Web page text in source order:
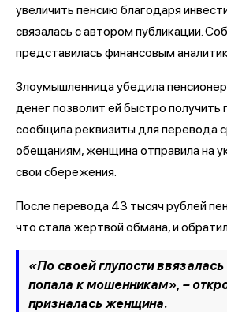
увеличить пенсию благодаря
связалась с автором публикации.
представилась финансовым
Злоумышленница убедила
денег позволит ей быстро получить
сообщила реквизиты для перевода
обещаниям, женщина отправила на
свои сбережения.
После перевода 43 тысяч рублей
что стала жертвой обмана, и
«По своей глупости ввязалась
попала к мошенникам», –
призналась женщина.